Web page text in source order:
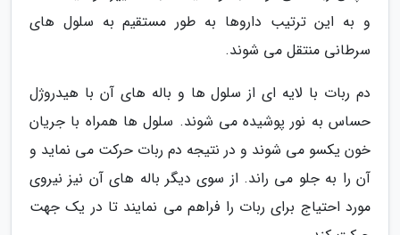
و به این ترتیب داروها به طور مستقیم به سلول های
سرطانی منتقل می شوند.
دم ربات با لایه ای از سلول ها و باله های آن با هیدروژل
حساس به نور پوشیده می شوند. سلول ها همراه با جریان
خون یکسو می شوند و در نتیجه دم ربات حرکت می نماید و
آن را به جلو می راند. از سوی دیگر باله های آن نیز نیروی
مورد احتیاج برای ربات را فراهم می نمایند تا در یک جهت